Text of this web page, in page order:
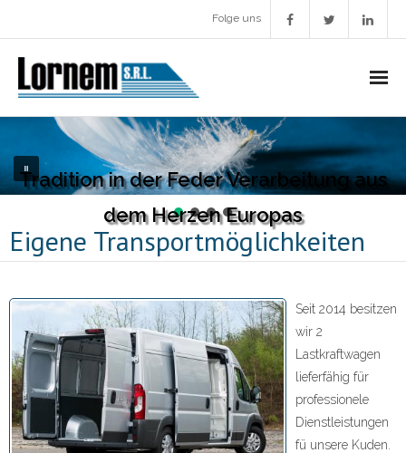
Folge uns
Tradition in der Feder Verarbeitung aus
dem Herzen Europas
Unsere Gesellschaft
- Einführung
- Geschichte
- Aufgaben und Werte
- Zukunftspläne
Herstellung
- Bearbeitung
- Verpackung und Lagerung
Eigene Transportmöglichkeiten
Seit 2014 besitzen
wir 2
Lastkraftwagen
lieferfähig für
professionele
Dienstleistungen
fü unsere Kuden.